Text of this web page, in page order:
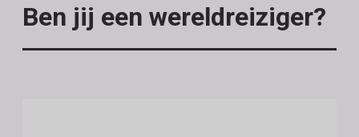
Ben jij een wereldreiziger?